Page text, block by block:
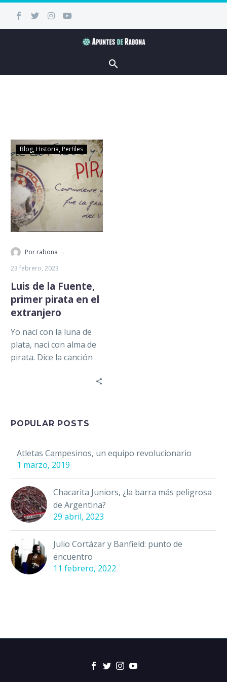
Blog Historia Perfiles
Por rabona -
23 febrero, 2023
Luis de la Fuente,
primer pirata en el
extranjero
Yo nací con la luna de
plata, nací con alma de
pirata. Dice la canción
POPULAR POSTS
Atletas Campesinos, un equipo revolucionario
1 marzo, 2019
Chacarita Juniors, ¿la barra más peligrosa
de Argentina?
29 abril, 2023
Julio Cortázar y Banfield: punto de
encuentro
11 febrero, 2022